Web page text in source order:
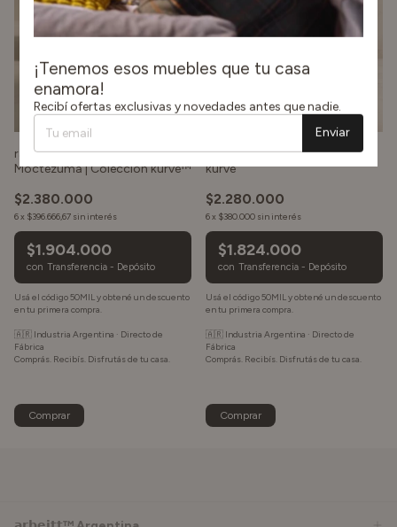
rack de tv consola arbeitt™
Moctezuma | Colección kurve™
$2.380.000
6x $396.666,67 sin interés
$1.904.000
con Transferencia - Depósito
Comprar
Recibidor - consola arbeitt
kurve
$2.280.000
6x $380.000 sin interés
$1.824.000
con Transferencia - Depósito
Comprar
¡Tenemos esos muebles que tu casa
enamora!
Recibí ofertas exclusivas y novedades antes que nadie.
Enviar